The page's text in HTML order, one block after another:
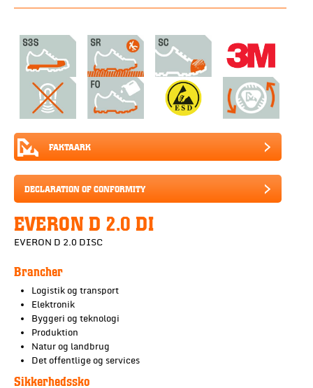
FAKTAARK
DECLARATION OF CONFORMITY
EVERON D 2.0 DI
EVERON D 2.0 DISC
Brancher
Logistik og transport
Elektronik
Byggeri og teknologi
Produktion
Natur og landbrug
Det offentlige og services
Sikkerhedssko